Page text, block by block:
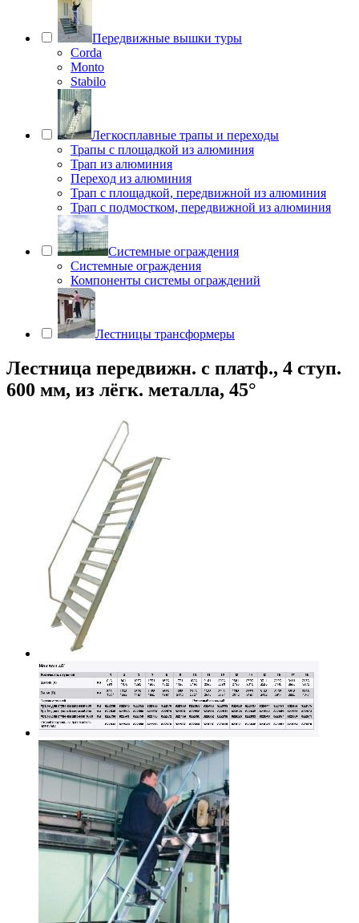
Передвижные вышки туры
Corda
Monto
Stabilo
Легкосплавные трапы и переходы
Трапы с площадкой из алюминия
Трап из алюминия
Переход из алюминия
Трап с площадкой, передвижной из алюминия
Трап с подмостком, передвижной из алюминия
Системные ограждения
Системные ограждения
Компоненты системы ограждений
Лестницы трансформеры
Лестница передвижн. с платф., 4 ступ.
600 мм, из лёгк. металла, 45°